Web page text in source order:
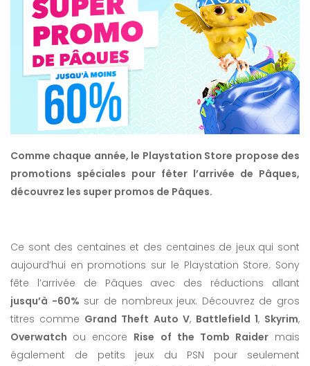
Comme chaque année, le Playstation Store propose des
promotions spéciales pour fêter l’arrivée de Pâques,
découvrez les super promos de Pâques.
Ce sont des centaines et des centaines de jeux qui sont
aujourd’hui en promotions sur le Playstation Store. Sony
fête l’arrivée de Pâques avec des réductions allant
jusqu’à -60% sur de nombreux jeux. Découvrez de gros
titres comme Grand Theft Auto V, Battlefield 1, Skyrim,
Overwatch ou encore Rise of the Tomb Raidermais
également de petits jeux du PSN pour seulement